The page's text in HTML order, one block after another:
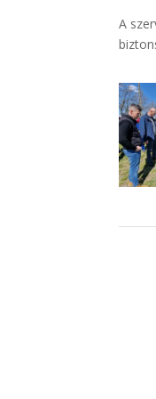
A